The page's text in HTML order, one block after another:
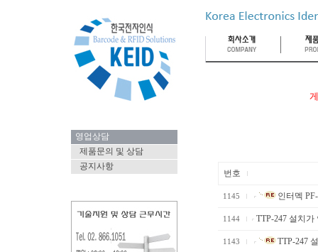
영업상담
제품문의 및 상담
공지사항
번호
1145 인터멕
1144 TTP-247 설치가
1143 TTP-247